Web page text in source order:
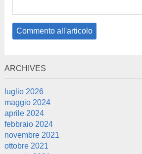
ARCHIVES
luglio 2026
maggio 2024
aprile 2024
febbraio 2024
novembre 2021
ottobre 2021